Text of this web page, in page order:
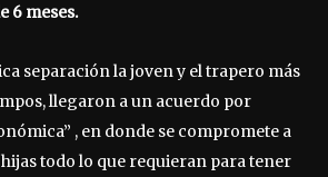
6 meses.
separación la joven y el trapero más
llegaron a un acuerdo por
, en donde se compromete a
todo lo que requieran para tener